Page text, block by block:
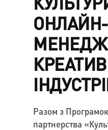
Разом з
партнерства